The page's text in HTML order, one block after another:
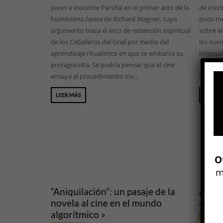
joven e inocente Parsifal en el primer acto de la
homónima ópera de Richard Wagner, cuyo
argumento traza el arco de redención espiritual
de los Caballeros del Grial por medio del
aprendizaje ritualístico en que se embarca su
protagonista. Se podría pensar que el cine
ensaya el procedimiento inv...
LEER MÁS
“Aniquilación”: un pasaje de la
novela al cine en el mundo
algorítmico »
de
poco
sobre
los
destaca
Alex